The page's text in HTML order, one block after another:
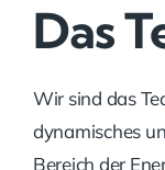
Das
Wir sind das
dynamisches
Bereich der